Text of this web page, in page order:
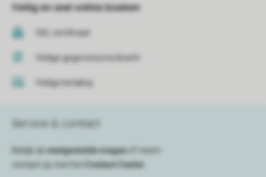
Veilig en snel online boeken
SSL certificaat
Veilige gegevensoverdracht
Veilige betaling
Service & contact
Bekijk de veelgestelde vragen
of neem
contact op met het
Contact Center